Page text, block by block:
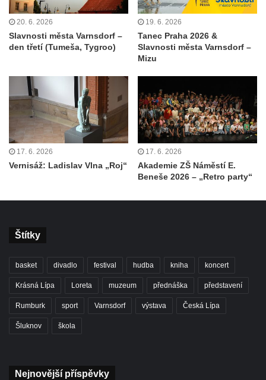
20. 6. 2026
Slavnosti města Varnsdorf –
den třetí (Tumeša, Tygroo)
19. 6. 2026
Tanec Praha 2026 &
Slavnosti města Varnsdorf –
Mizu
17. 6. 2026
Vernisáž: Ladislav Vlna „Roj“
17. 6. 2026
Akademie ZŠ Náměstí E.
Beneše 2026 – „Retro party“
Štítky
basket divadlo festival hudba kniha koncert
Krásná Lípa Loreta muzeum přednáška představení
Rumburk sport Varnsdorf výstava Česká Lípa
Šluknov škola
Nejnovější příspěvky